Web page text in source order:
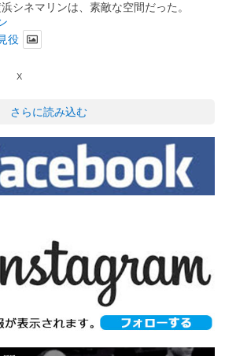
シネマリンは、素敵な空間だった。
役
X
さらに読み込む